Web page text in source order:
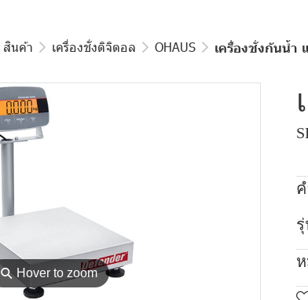
สินค้า เครื่องชั่งดิจิตอล OHAUS เครื่องชั่งกันน้ำ
⚲Hover to zoom